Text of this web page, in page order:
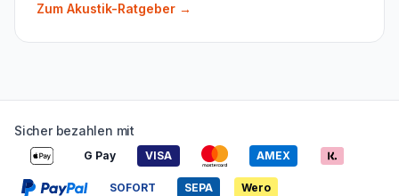
Zum Akustik-Ratgeber →
Sicher bezahlen mit
G Pay VISA AMEX
SOFORT SEPA Wero